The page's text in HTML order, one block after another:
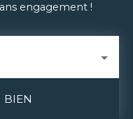
engagement !
BIEN